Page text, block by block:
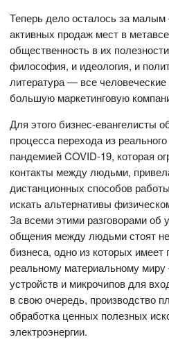
Теперь дело осталось за
активных продаж мест в
общественность в их
философия, и идеология, и
литература — все
большую маркетинговую
Для этого бизнес-евангелисты
процесса перехода из
пандемией COVID-19, которая
контакты между людьми,
дистанционных способов
искать альтернативы
За всеми этими разговорами об
общения между людьми стоят
бизнеса, одно из которых
реальному материальному
устройств и микрочипов для
в свою очередь, производство
обработка ценных полезных
электроэнергии.